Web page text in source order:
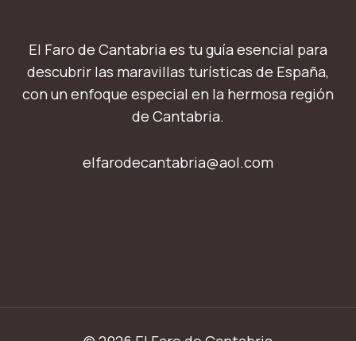
El Faro de Cantabria es tu guía esencial para
descubrir las maravillas turísticas de España,
con un enfoque especial en la hermosa región
de Cantabria.
elfarodecantabria@aol.com